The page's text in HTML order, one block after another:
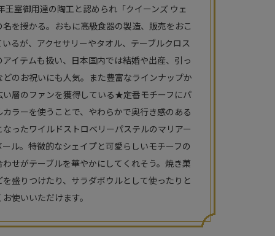
王室御用達の陶工と認められ「クイーンズ ウェ
名を授かる。おもに高級食器の製造、販売をおこ
いるが、アクセサリーやタオル、テーブルクロス
アイテムも扱い、日本国内では結婚や出産、引っ
どのお祝いにも人気。また豊富なラインナップか
い層のファンを獲得している★定番モチーフにパ
カラーを使うことで、やわらかで奥行き感のある
なったワイルドストロベリーパステルのマリアー
ール。特徴的なシェイプと可愛らしいモチーフの
わせがテーブルを華やかにしてくれそう。焼き菓
を盛りつけたり、サラダボウルとして使ったりと
使いいただけます。